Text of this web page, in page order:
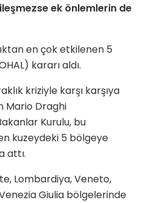
ek önlemlerin de
en çok etkilenen 5
kararı aldı.
kriziyle karşı karşıya
Mario Draghi
Kurulu, bu
kuzeydeki 5 bölgeye
attı.
Lombardiya, Veneto,
Giulia bölgelerinde